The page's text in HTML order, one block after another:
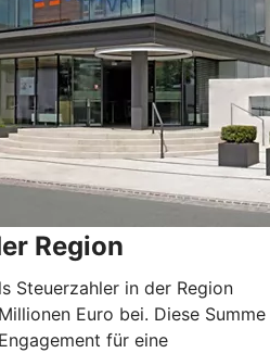
Region
Steuerzahler in der Region
Euro bei. Diese Summe
für eine